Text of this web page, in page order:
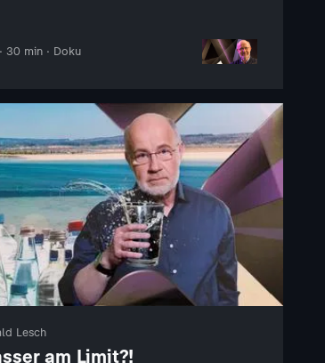
30 min · Doku
Lesch
am Limit?!